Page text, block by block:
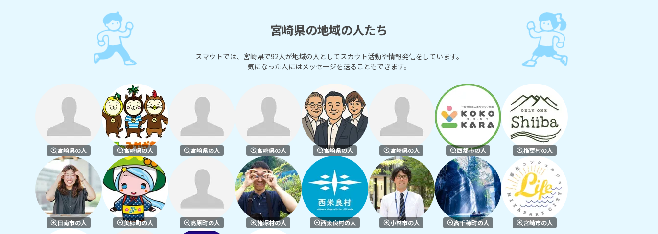
宮崎県の地域の人たち
スマウトでは、宮崎県で92人が地域の人としてスカウト活動や情報発信をしています。
気になった人にはメッセージを送ることもできます。
宮崎県の人 宮崎県の人 宮崎県の人 宮崎県の人 宮崎県の人 宮崎県の人 西都市の人 椎葉村の人
日南市の人 美郷町の人 高原町の人 諸塚村の人 西米良村の人 小林市の人 高千穂町の人 宮崎市の人